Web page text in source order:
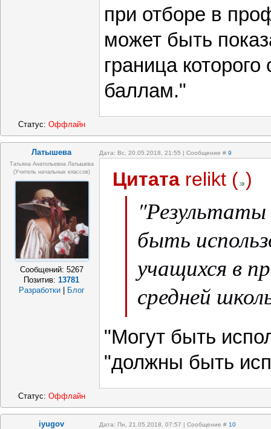
при отборе в
может быть
граница которого
баллам."
Статус: Оффлайн
Латышева Дата: Вс, 20.05.2018, 21:55 | Сообщение # 9
Татьяна Анатольевна Латышева
(учитель начальных классов)
Сообщений: 5267
Позитив:13781
Разработки
Блог
Цитата relikt ( )
быть
учащихся в
средней
отборе в
может быть
граница
"Могут быть
"должны быть
Статус: Оффлайн
iyugov Дата: Пн, 21.05.2018, 07:57 | Сообщение # 10